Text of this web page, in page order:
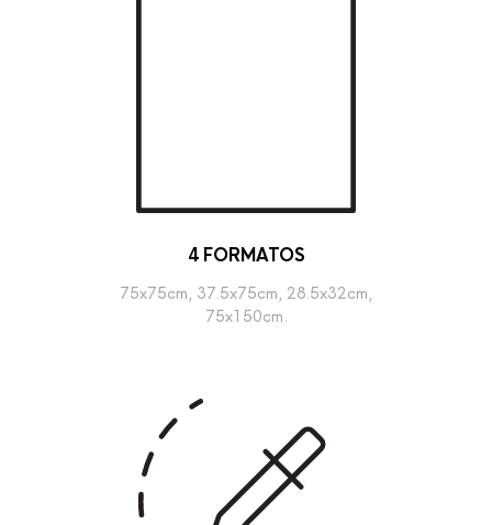
4 FORMATOS
75x75cm, 37.5x75cm, 28.5x32cm,
75x150cm.